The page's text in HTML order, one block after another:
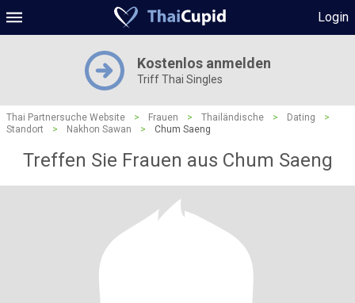
Login
Kostenlos anmelden
Triff Thai Singles
Thai Partnersuche Website > Frauen > Thailändische > Dating
>
Standort
> Nakhon Sawan > Chum Saeng
Treffen Sie Frauen aus Chum Saeng